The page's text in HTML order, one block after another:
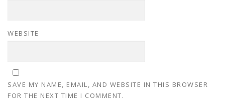
WEBSITE
SAVE MY NAME, EMAIL, AND WEBSITE IN THIS BROWSER
FOR THE NEXT TIME I COMMENT.